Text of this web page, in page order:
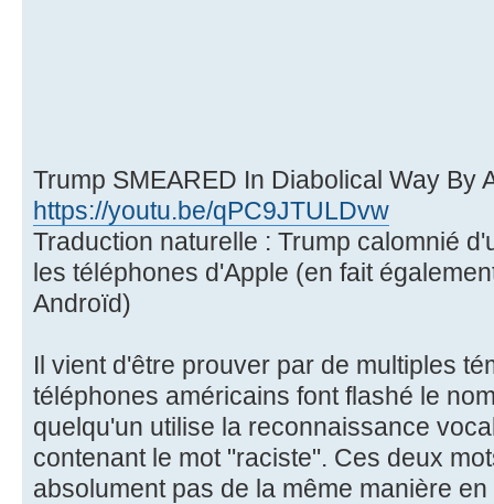
Trump SMEARED In Diabolical Way By
https://youtu.be/qPC9JTULDvw
Traduction naturelle : Trump calomnié
les téléphones d'Apple (en fait
Androïd)
Il vient d'être prouver par de multiples
téléphones américains font flashé le
quelqu'un utilise la reconnaissance
contenant le mot "raciste". Ces deux
absolument pas de la même manière